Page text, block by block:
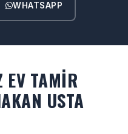
WHATSAPP
EV TAMIR
USTA